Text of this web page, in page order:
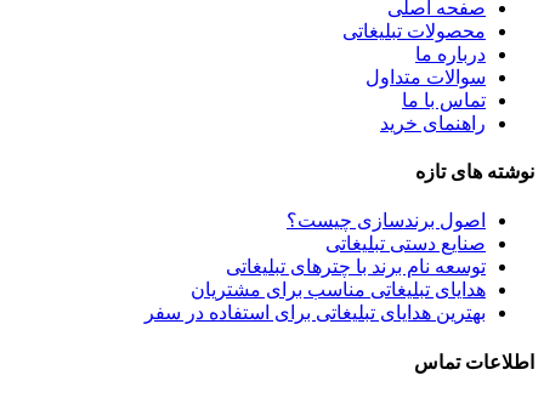
صفحه اصلی
محصولات تبلیغاتی
درباره ما
سوالات متداول
تماس با ما
راهنمای خرید
نوشته های تازه
اصول برندسازی چیست؟
صنایع دستی تبلیغاتی
توسعه نام برند با چترهای تبلیغاتی
هدایای تبلیغاتی مناسب برای مشتریان
بهترین هدایای تبلیغاتی برای استفاده در سفر
اطلاعات تماس